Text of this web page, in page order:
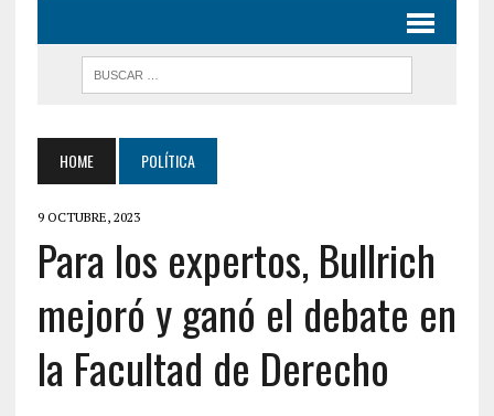
HOME POLÍTICA
9 OCTUBRE, 2023
Para los expertos, Bullrich
mejoró y ganó el debate en
la Facultad de Derecho